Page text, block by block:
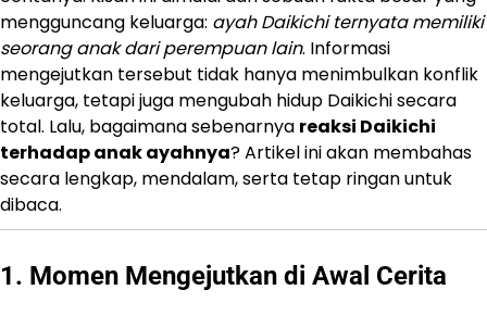
mengguncang keluarga: ayah Daikichi ternyata memiliki
seorang anak dari perempuan lain. Informasi
mengejutkan tersebut tidak hanya menimbulkan konflik
keluarga, tetapi juga mengubah hidup Daikichi secara
total. Lalu, bagaimana sebenarnya reaksi Daikichi
terhadap anak ayahnya? Artikel ini akan membahas
secara lengkap, mendalam, serta tetap ringan untuk
dibaca.
1. Momen Mengejutkan di Awal Cerita